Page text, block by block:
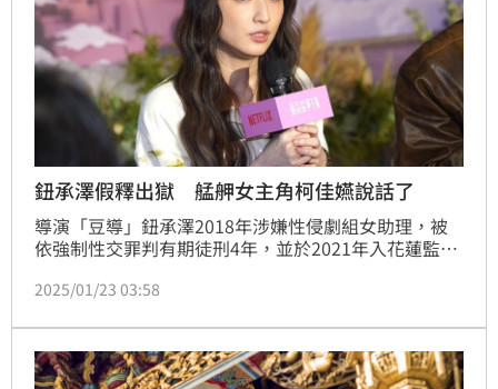
鈕承澤假釋出獄 艋舺女主角柯佳嬿說話了
導演「豆導」鈕承澤2018年涉嫌性侵劇組女助理，被
依強制性交罪判有期徒刑4年，並於2021年入花蓮監獄
功，今早離開花蓮監獄。曾是鈕承澤（豆導）《艋舺》
問到此事，也回應了。蔡維歆
2025/01/23 03:58